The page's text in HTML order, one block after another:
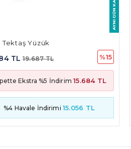
Damla Taşlı Tasarım Yüzük
17.465 TL 20.609 TL
Sepette Ekstra %5 İndirim16.418 TL
%4 Havale İndirimi15.761 TL